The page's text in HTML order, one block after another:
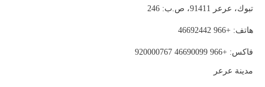
تبوك، عرعر 91411، ص.ب: 246
هاتف: +966 46692442
فاكس: +966 46690099 920000767
مدينة عرعر